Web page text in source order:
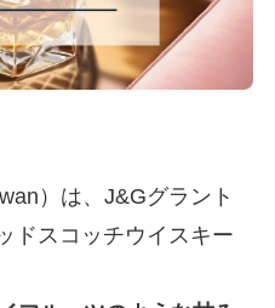
）は、J&Gグラント
ドスコッチウイスキー